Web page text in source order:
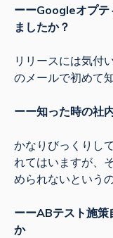
ーーGoogleオプテ
ましたか？
リリースには気付
のメールで初めて
ーー知った時の社
かなりびっくりし
れてはいますが、
められないという
ーーABテスト施策
か